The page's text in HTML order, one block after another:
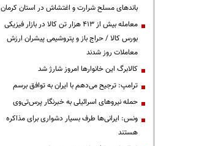
باندهای مسلح شرارت و اغتشاش در استان کرمان
معامله بیش از ۴۱۳ هزار تن کالا در بازار فیزیکی
بورس کالا / حراج باز و پتروشیمی پیشران ارزش
معاملات روز شدند
کالابرگ این خانوارها امروز شارژ شد
ترامپ: ترجیح می‌دهم با ایران به توافق برسم
حمله نیروهای اسرائیلی به خبرنگار پرس‌تی‌وی
ونس: ایرانی‌ها طرف بسیار دشواری برای مذاکره
هستند